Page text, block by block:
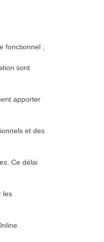
fonctionnel ;
sont
apporter
et des
Ce délai
les